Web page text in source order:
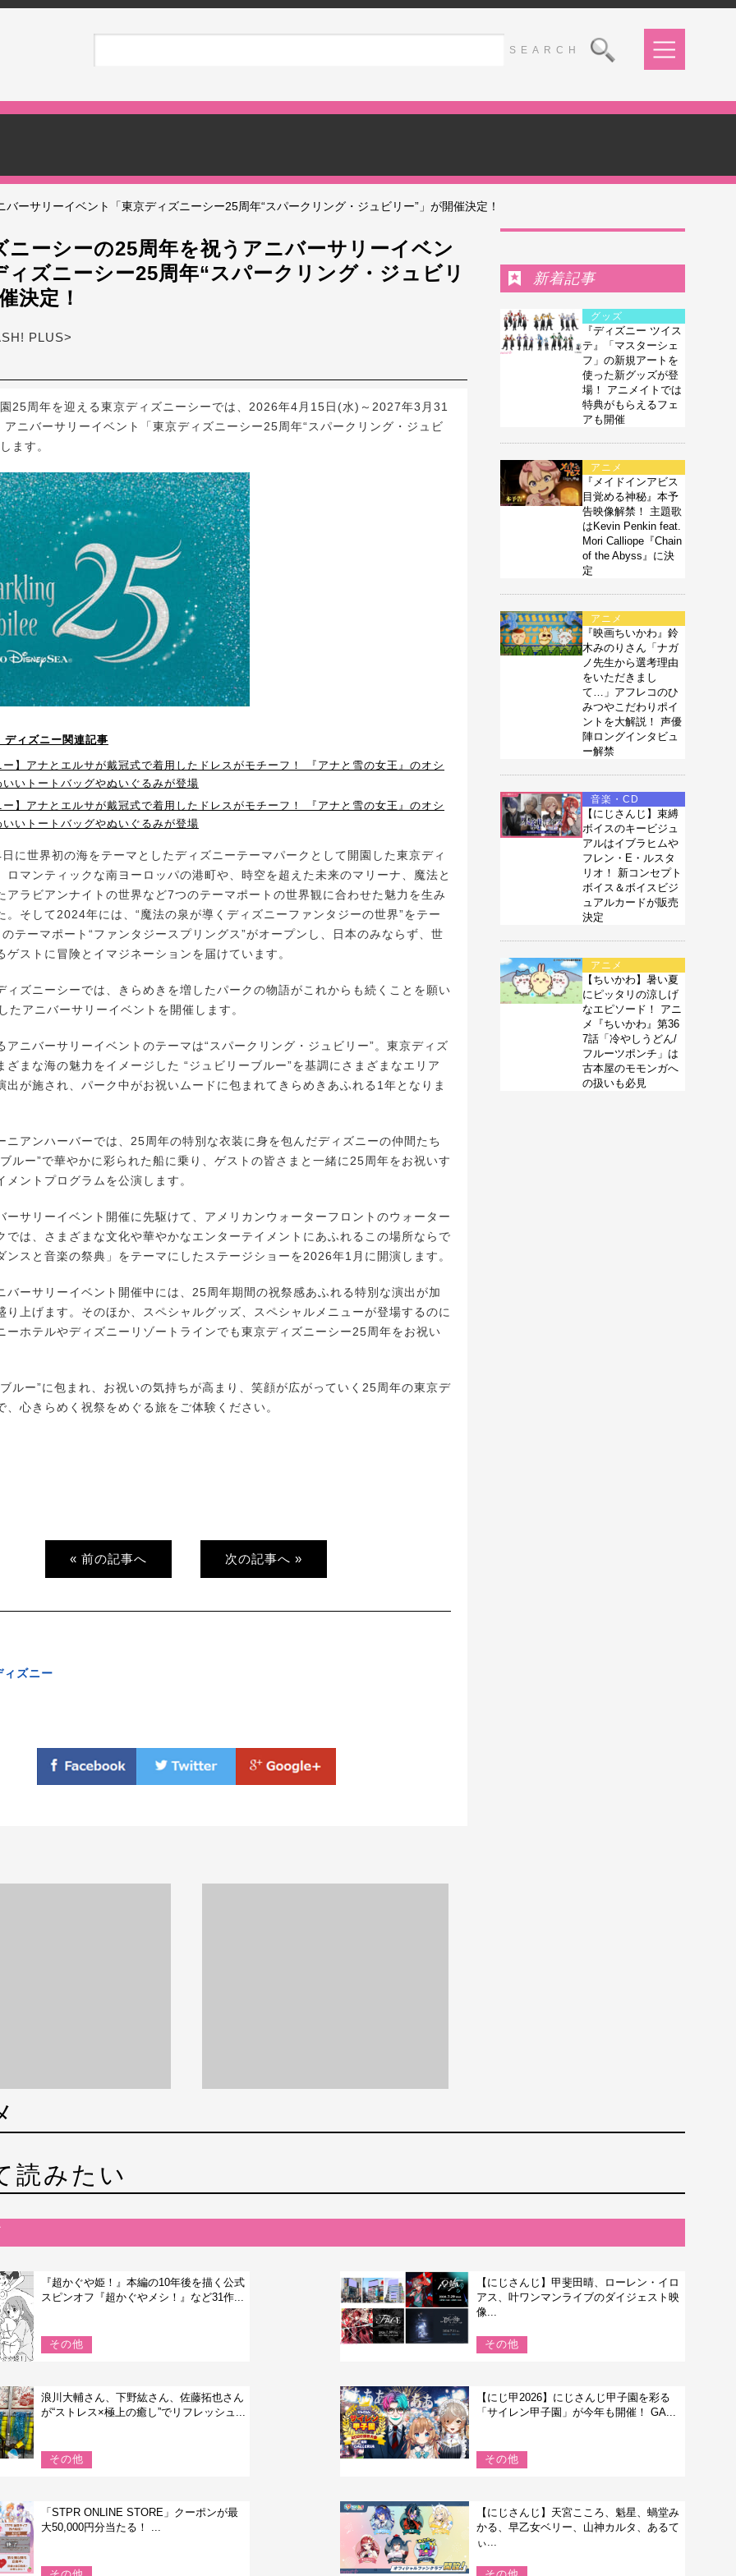
ーサリーイベント「東京ディズニーシー25周年“スパークリング・ジュビリー”」が開催決定！
ニーシーの25周年を祝うアニバーサリーイベン
ィズニーシー25周年“スパークリング・ジュビリ
決定！
PLUS>
周年を迎える東京ディズニーシーでは、2026年4月15日(水)～2027年3月31
ニバーサリーイベント「東京ディズニーシー25周年“スパークリング・ジュビ
ます。
ィズニー関連記事
ー】アナとエルサが戴冠式で着用したドレスがモチーフ！ 『アナと雪の女王』のオシ
いいトートバッグやぬいぐるみが登場
ー】アナとエルサが戴冠式で着用したドレスがモチーフ！ 『アナと雪の女王』のオシ
いいトートバッグやぬいぐるみが登場
世界初の海をテーマとしたディズニーテーマパークとして開園した東京ディ
ロマンティックな南ヨーロッパの港町や、時空を超えた未来のマリーナ、魔法と
アラビアンナイトの世界など7つのテーマポートの世界観に合わせた魅力を生み
。そして2024年には、“魔法の泉が導くディズニーファンタジーの世界”をテー
テーマポート“ファンタジースプリングス”がオープンし、日本のみならず、世
ゲストに冒険とイマジネーションを届けています。
ズニーシーでは、きらめきを増したパークの物語がこれからも続くことを願い
たアニバーサリーイベントを開催します。
ニバーサリーイベントのテーマは“スパークリング・ジュビリー”。東京ディズ
ざまな海の魅力をイメージした “ジュビリーブルー”を基調にさまざまなエリア
出が施され、パーク中がお祝いムードに包まれてきらめきあふれる1年となりま
アンハーバーでは、25周年の特別な衣装に身を包んだディズニーの仲間たち
ルー”で華やかに彩られた船に乗り、ゲストの皆さまと一緒に25周年をお祝いす
メントプログラムを公演します。
サリーイベント開催に先駆けて、アメリカンウォーターフロントのウォーター
では、さまざまな文化や華やかなエンターテイメントにあふれるこの場所ならで
ンスと音楽の祭典」をテーマにしたステージショーを2026年1月に開演します。
ーサリーイベント開催中には、25周年期間の祝祭感あふれる特別な演出が加
り上げます。そのほか、スペシャルグッズ、スペシャルメニューが登場するのに
ーホテルやディズニーリゾートラインでも東京ディズニーシー25周年をお祝い
ー”に包まれ、お祝いの気持ちが高まり、笑顔が広がっていく25周年の東京デ
、心きらめく祝祭をめぐる旅をご体験ください。
« 前の記事へ 次の記事へ »
ィズニー
新着記事
グッズ
『ディズニー ツイス
テ』「マスターシェ
フ」の新規アートを
使った新グッズが登
場！ アニメイトでは
特典がもらえるフェ
アも開催
アニメ
『メイドインアビス
目覚める神秘』本予
告映像解禁！ 主題歌
はKevin Penkin feat.
Mori Calliope『Chain
of the Abyss』に決
定
アニメ
『映画ちいかわ』鈴
木みのりさん「ナガ
ノ先生から選考理由
をいただきまし
て…」アフレコのひ
みつやこだわりポイ
ントを大解説！ 声優
陣ロングインタビュ
ー解禁
音楽・CD
【にじさんじ】束縛
ボイスのキービジュ
アルはイブラヒムや
フレン・E・ルスタ
リオ！ 新コンセプト
ボイス＆ボイスビジ
ュアルカードが販売
決定
アニメ
【ちいかわ】暑い夏
にピッタリの涼しげ
なエピソード！ アニ
メ『ちいかわ』第36
7話「冷やしうどん/
フルーツポンチ」は
古本屋のモモンガへ
の扱いも必見
読みたい
『超かぐや姫！』本編の10年後を描く公式
スピンオフ『超かぐやメシ！』など31作...
その他
【にじさんじ】甲斐田晴、ローレン・イロ
アス、叶ワンマンライブのダイジェスト映
像...
その他
浪川大輔さん、下野紘さん、佐藤拓也さん
が“ストレス×極上の癒し”でリフレッシュ...
その他
【にじ甲2026】にじさんじ甲子園を彩る
「サイレン甲子園」が今年も開催！ GA...
その他
「STPR ONLINE STORE」クーポンが最
大50,000円分当たる！ ...
【にじさんじ】天宮こころ、魁星、蝸堂み
かる、早乙女ベリー、山神カルタ、あるて
ぃ...